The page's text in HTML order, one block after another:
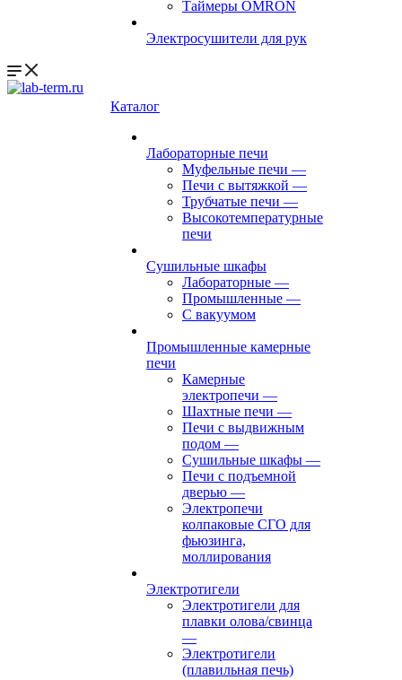
Таймеры OMRON
Электросушители для рук
Каталог
Лабораторные печи
Муфельные печи —
Печи с вытяжкой —
Трубчатые печи —
Высокотемпературные
печи
Сушильные шкафы
Лабораторные —
Промышленные —
С вакуумом
Промышленные камерные
печи
Камерные
электропечи —
Шахтные печи —
Печи с выдвижным
подом —
Сушильные шкафы —
Печи с подъемной
дверью —
Электропечи
колпаковые СГО для
фьюзинга,
моллирования
Электротигели
Электротигели для
плавки олова/свинца
—
Электротигели
(плавильная печь)